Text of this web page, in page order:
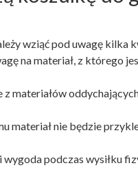
wziąć pod uwagę kilka
na materiał, z którego
z materiałów
materiał nie będzie
podczas wysiłku